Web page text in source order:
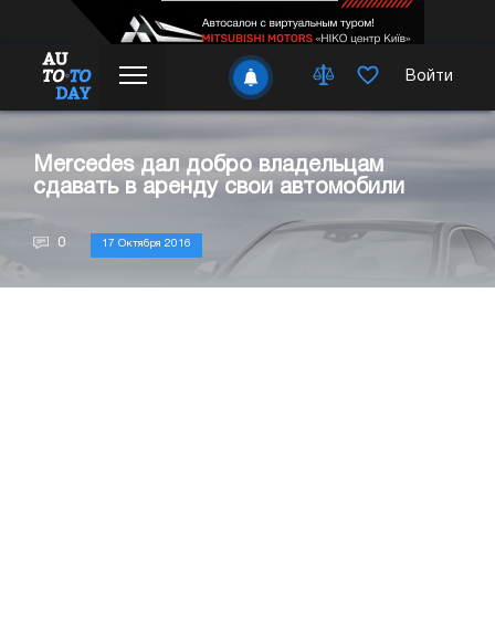
Войти
Mercedes дал добро владельцам
сдавать в аренду свои автомобили
0 17 Октября 2016